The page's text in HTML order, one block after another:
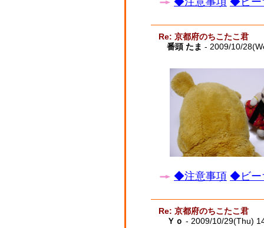
Re: 京都府のちこたこ君
番頭 たま - 2009/10/
◆注意事項 ◆ビー
Re: 京都府のちこたこ君
Ｙｏ - 2009/10/29(Thu)